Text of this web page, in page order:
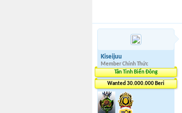
Kiseijuu
Member Chính Thức
Tân Tinh Biển Đông
Wanted 30.000.000 Beri